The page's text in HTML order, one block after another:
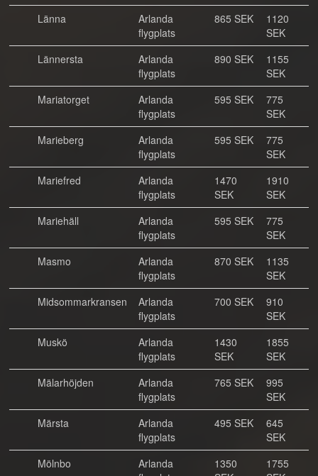
Länna
Arlanda
flygplats
865 SEK
1120
SEK
Lännersta
Arlanda
flygplats
890 SEK
1155
SEK
Mariatorget
Arlanda
flygplats
595 SEK
775
SEK
Marieberg
Arlanda
flygplats
595 SEK
775
SEK
Mariefred
Arlanda
flygplats
1470
SEK
1910
SEK
Mariehäll
Arlanda
flygplats
595 SEK
775
SEK
Masmo
Arlanda
flygplats
870 SEK
1135
SEK
Midsommarkransen
Arlanda
flygplats
700 SEK
910
SEK
Muskö
Arlanda
flygplats
1430
SEK
1855
SEK
Mälarhöjden
Arlanda
flygplats
765 SEK
995
SEK
Märsta
Arlanda
flygplats
495 SEK
645
SEK
Mölnbo
Arlanda
1350
1755